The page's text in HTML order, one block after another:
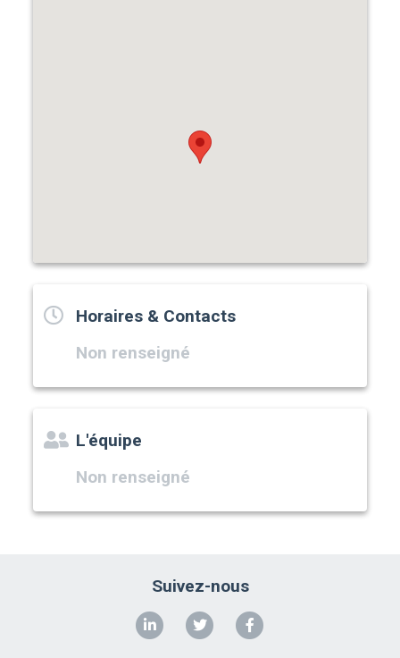
Horaires & Contacts
Non renseigné
L'équipe
Non renseigné
Suivez-nous